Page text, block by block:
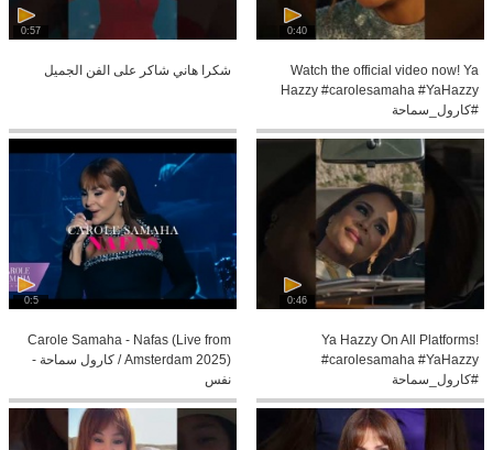
0:40
Watch the official video now! Ya
Hazzy #carolesamaha #YaHazzy
#كارول_سماحة
0:57
شكرا هاني شاكر على الفن الجميل
0:46
Ya Hazzy On All Platforms!
#carolesamaha #YaHazzy
#كارول_سماحة
0:5
Carole Samaha - Nafas (Live from
Amsterdam 2025) / كارول سماحة -
نفس